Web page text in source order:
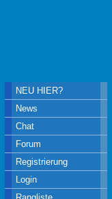
NEU HIER?
News
Chat
Forum
Registrierung
Login